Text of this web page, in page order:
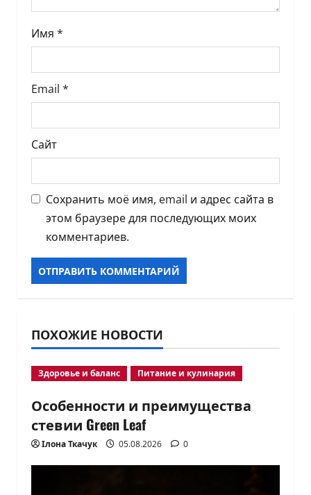
я
м
Имя *
Email *
Сайт
Сохранить моё имя, email и адрес сайта в
этом браузере для последующих моих
комментариев.
ПОХОЖИЕ НОВОСТИ
Здоровье и баланс Питание и кулинария
Особенности и преимущества
стевии Green Leaf
Ілона Ткачук 05.08.2026 0